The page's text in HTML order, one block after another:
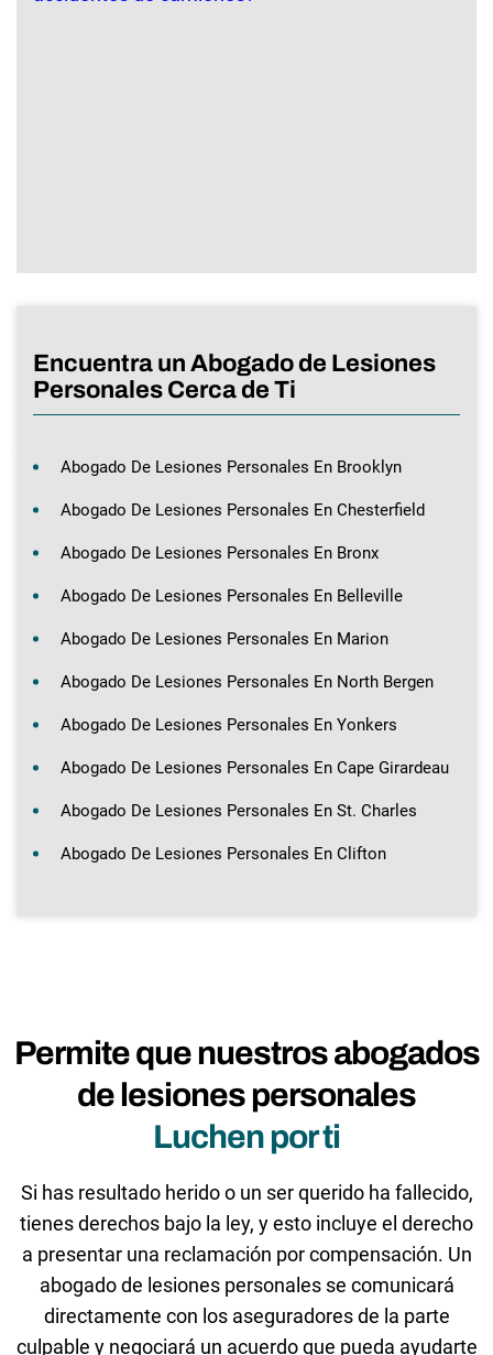
Encuentra un Abogado de Lesiones
Personales Cerca de Ti
Abogado De Lesiones Personales En Brooklyn
Abogado De Lesiones Personales En Chesterfield
Abogado De Lesiones Personales En Bronx
Abogado De Lesiones Personales En Belleville
Abogado De Lesiones Personales En Marion
Abogado De Lesiones Personales En North Bergen
Abogado De Lesiones Personales En Yonkers
Abogado De Lesiones Personales En Cape Girardeau
Abogado De Lesiones Personales En St. Charles
Abogado De Lesiones Personales En Clifton
Permite que nuestros abogados
de lesiones personales
Luchen por ti
Si has resultado herido o un ser querido ha fallecido,
tienes derechos bajo la ley, y esto incluye el derecho
a presentar una reclamación por compensación. Un
abogado de lesiones personales se comunicará
directamente con los aseguradores de la parte
culpable y negociará un acuerdo que pueda ayudarte